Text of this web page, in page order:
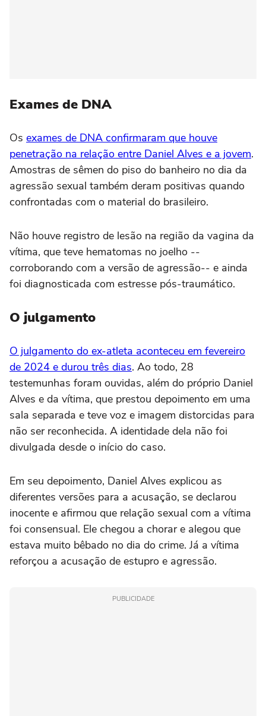
Exames de DNA
Os exames de DNA confirmaram que houve
penetração na relação entre Daniel Alves e a jovem.
Amostras de sêmen do piso do banheiro no dia da
agressão sexual também deram positivas quando
confrontadas com o material do brasileiro.
Não houve registro de lesão na região da vagina da
vítima, que teve hematomas no joelho --
corroborando com a versão de agressão-- e ainda
foi diagnosticada com estresse pós-traumático.
O julgamento
O julgamento do ex-atleta aconteceu em fevereiro
de 2024 e durou três dias. Ao todo, 28
testemunhas foram ouvidas, além do próprio Daniel
Alves e da vítima, que prestou depoimento em uma
sala separada e teve voz e imagem distorcidas para
não ser reconhecida. A identidade dela não foi
divulgada desde o início do caso.
Em seu depoimento, Daniel Alves explicou as
diferentes versões para a acusação, se declarou
inocente e afirmou que relação sexual com a vítima
foi consensual. Ele chegou a chorar e alegou que
estava muito bêbado no dia do crime. Já a vítima
reforçou a acusação de estupro e agressão.
PUBLICIDADE